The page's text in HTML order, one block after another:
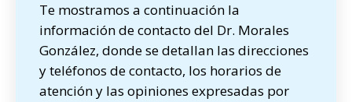
Te mostramos a continuación la
información de contacto del Dr. Morales
González, donde se detallan las direcciones
y teléfonos de contacto, los horarios de
atención y las opiniones expresadas por